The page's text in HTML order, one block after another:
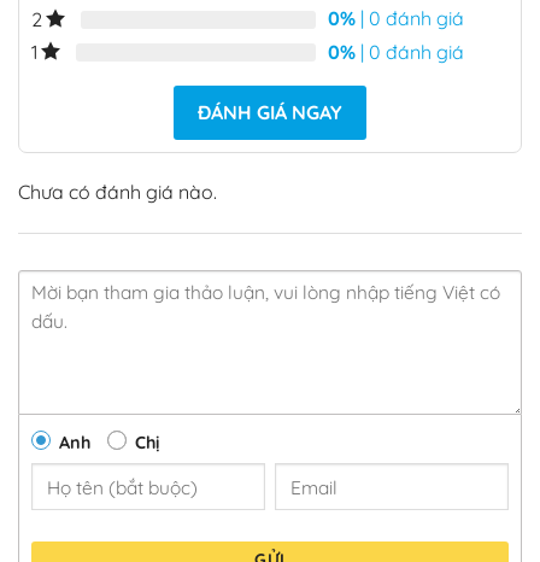
2
0% | 0 đánh giá
1
0% | 0 đánh giá
ĐÁNH GIÁ NGAY
Chưa có đánh giá nào.
Anh Chị